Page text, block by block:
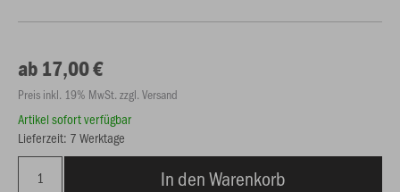
ab 17,00 €
Preis inkl. 19% MwSt. zzgl. Versand
Artikel sofort verfügbar
Lieferzeit: 7 Werktage
In den Warenkorb